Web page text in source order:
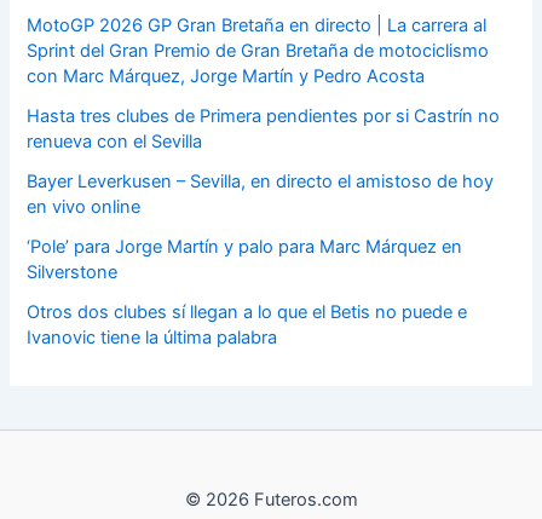
MotoGP 2026 GP Gran Bretaña en directo | La carrera al
Sprint del Gran Premio de Gran Bretaña de motociclismo
con Marc Márquez, Jorge Martín y Pedro Acosta
Hasta tres clubes de Primera pendientes por si Castrín no
renueva con el Sevilla
Bayer Leverkusen – Sevilla, en directo el amistoso de hoy
en vivo online
‘Pole’ para Jorge Martín y palo para Marc Márquez en
Silverstone
Otros dos clubes sí llegan a lo que el Betis no puede e
Ivanovic tiene la última palabra
© 2026 Futeros.com